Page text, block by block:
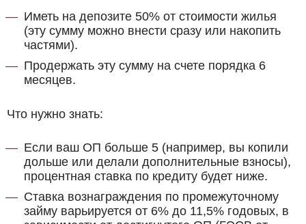
Иметь на депозите 50% от стоимости жилья
(эту сумму можно внести сразу или накопить
частями).
Продержать эту сумму на счете порядка 6
месяцев.
Что нужно знать:
Если ваш ОП больше 5 (например, вы копили
дольше или делали дополнительные взносы),
процентная ставка по кредиту будет ниже.
Ставка вознаграждения по промежуточному
займу варьируется от 6% до 11,5% годовых, в